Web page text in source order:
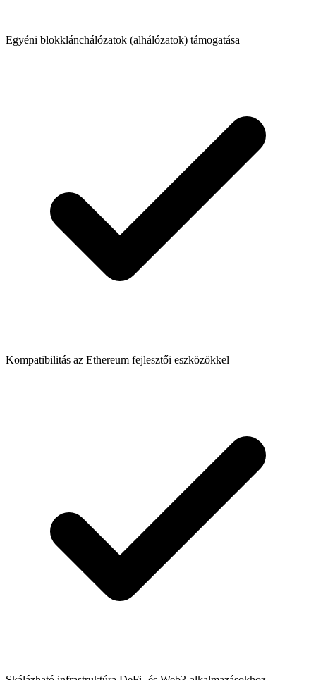
Egyéni blokklánchálózatok (alhálózatok) támogatása
Kompatibilitás az Ethereum fejlesztői eszközökkel